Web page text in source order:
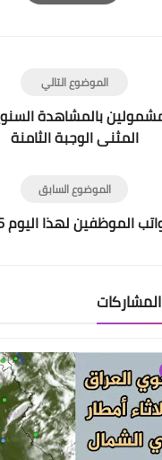
Print
الموضوع التالي
بالمشاهدة
المثنى الوجبة الثامنة
الموضوع السابق
لهذا اليوم 2024/11/26